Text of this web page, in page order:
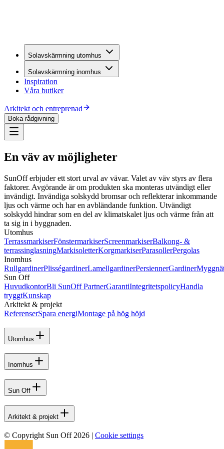
Solavskärmning utomhus
Solavskärmning inomhus
Inspiration
Våra butiker
Arkitekt och entreprenad
Boka rådgivning
En väv av möjligheter
SunOff erbjuder ett stort urval av vävar. Valet av väv styrs av flera
faktorer. Avgörande är om produkten ska monteras utvändigt eller
invändigt. Invändiga solskydd bromsar och reflekterar inkommande
ljus och värme och har en avbländande funktion. Utvändigt
solskydd hindrar som en del av klimatskalet ljus och värme från att
ta sig in i byggnaden.
Utomhus
TerrassmarkiserFönstermarkiserScreenmarkiserBalkong- &
terrassinglasningMarkisoletterKorgmarkiserParasollerPergolas
Inomhus
RullgardinerPlisségardinerLamellgardinerPersiennerGardiner
Sun Off
HuvudkontorBli SunOff PartnerGarantiIntegritetspolicyHandla
tryggtKunskap
Arkitekt & projekt
ReferenserSpara energiMontage på hög höjd
Utomhus
Inomhus
Sun Off
Arkitekt & projekt
© Copyright Sun Off 2026 | Cookie settings